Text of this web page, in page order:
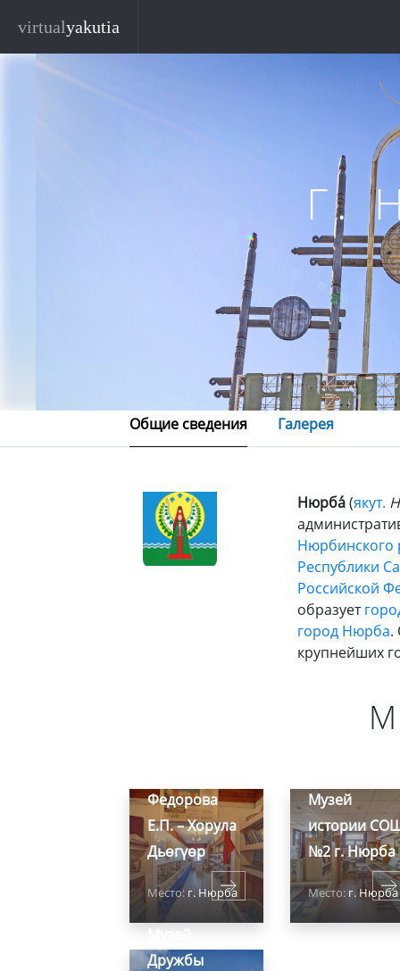
virtualyakutia
Г.
Общие сведения Галерея
Нюрба́(якут.
Нюрбинского
Республики
Российской
образует
город Нюрба.
крупнейших
Федорова
Е.П. – Хорула
Дьөгүөр
Место: г. Нюрба
Музей
истории
№2 г. Нюрба
Место: г. Нюрба
Дружбы